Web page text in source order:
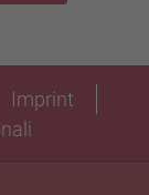
Imprint